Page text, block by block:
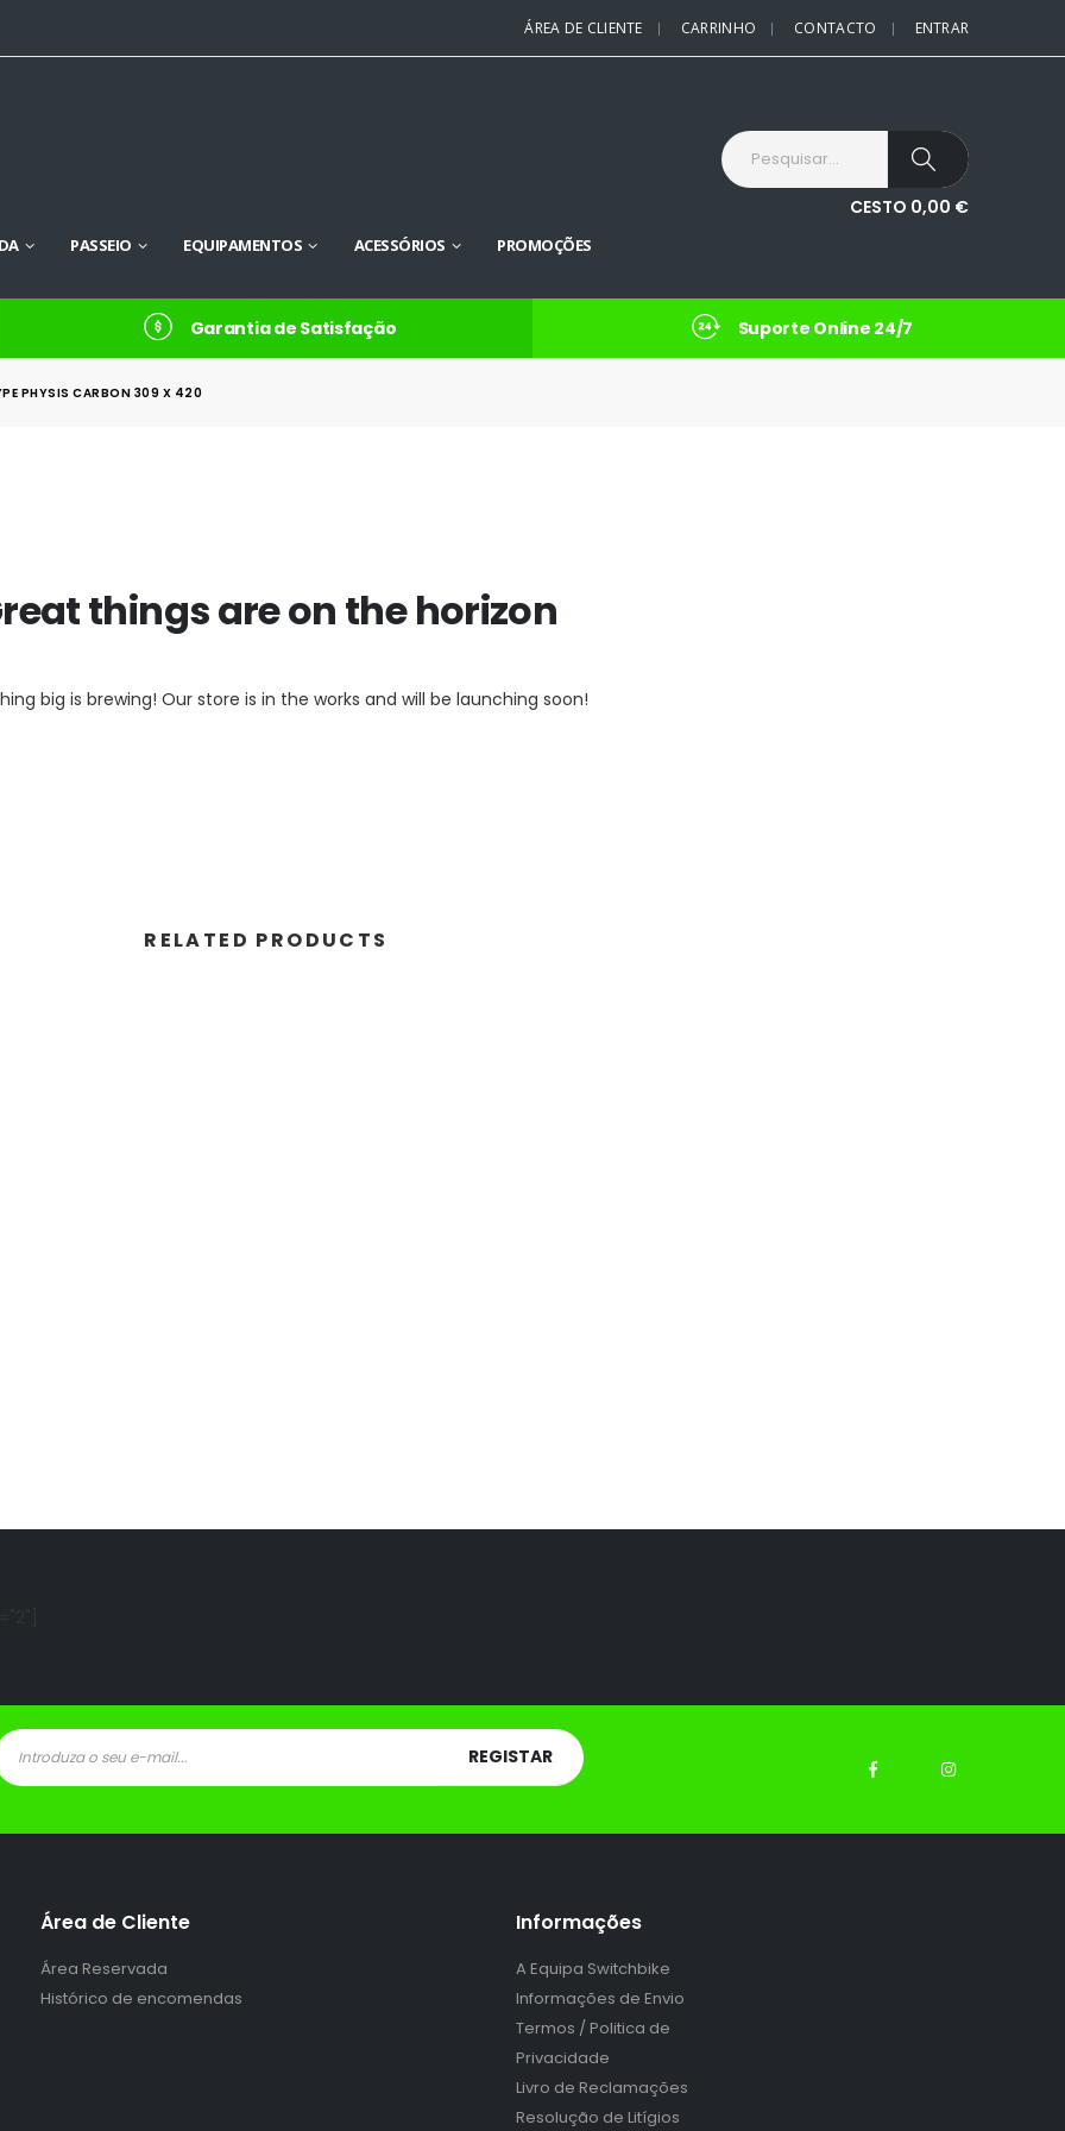
ÁREA DE CLIENTE CARRINHO CONTACTO ENTRAR
PASSEIO EQUIPAMENTOS ACESSÓRIOS PROMOÇÕES
CESTO 0,00 €
Garantia de Satisfação Suporte Online 24/7
PHYSIS CARBON 309 X 420
things are on the horizon
big is brewing! Our store is in the works and will be launching soon!
RELATED PRODUCTS
Área de Cliente
Área Reservada
Histórico de encomendas
Informações
A Equipa Switchbike
Informações de Envio
Termos / Politica de
Privacidade
Livro de Reclamações
Resolução de Litígios